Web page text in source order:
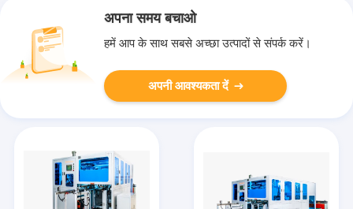
अपना समय बचाओ
हमें आप के साथ सबसे अच्छा उत्पादों से संपर्क करें।
अपनी आवश्यकता दें